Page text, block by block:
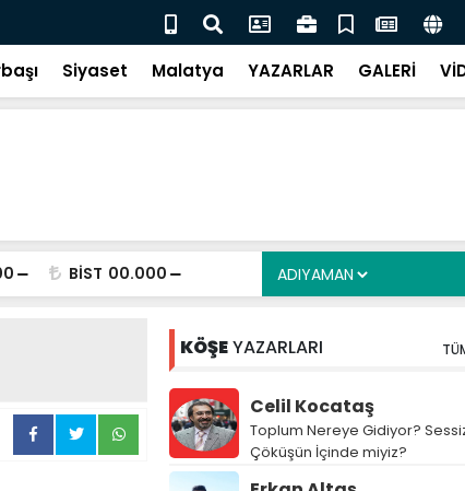
Vesayetten Siyasete: DEM Parti’nin Tarihi
Siyaset Malatya YAZARLAR GALERİ
BİST 00.000
KÖŞEYAZARLARI
Celil Kocataş
Toplum Nereye Gidiyor?
Çöküşün İçinde miyiz?